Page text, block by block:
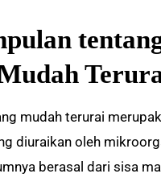
mudah terurai
diuraikan oleh
berasal dari sisa